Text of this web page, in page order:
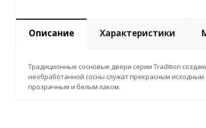
Описание Характеристики
Традиционные сосновые двери серии Tradition
необработанной сосны служат прекрасным
прозрачным и белым лаком.